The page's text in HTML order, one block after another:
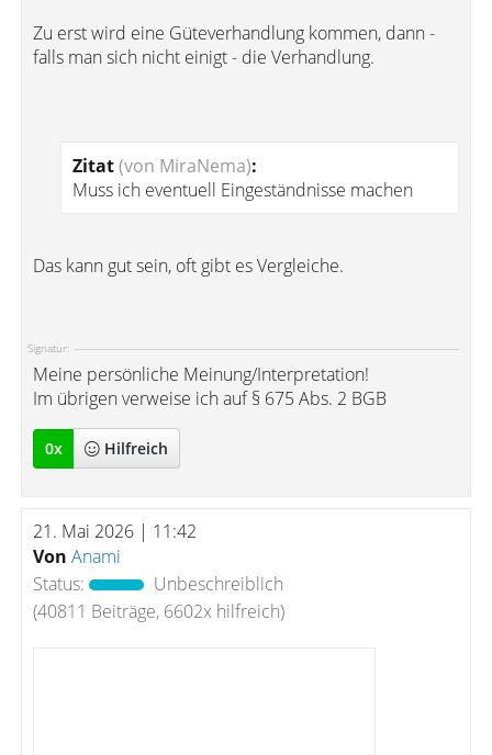
Zu erst wird eine Güteverhandlung kommen, dann -
falls man sich nicht einigt - die Verhandlung.
Zitat(von MiraNema):
Muss ich eventuell Eingeständnisse machen
Das kann gut sein, oft gibt es Vergleiche.
Signatur:
Meine persönliche Meinung/Interpretation!
Im übrigen verweise ich auf § 675 Abs. 2 BGB
0x Hilfreich
21. Mai 2026 | 11:42
Von Anami
Status:
Unbeschreiblich
(40811 Beiträge, 6602x hilfreich)